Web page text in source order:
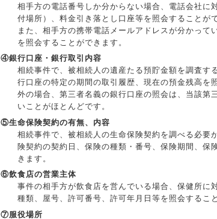
相手方の電話番号しか分からない場合、電話会社に
付場所）、料金引き落とし口座等を照会することが
また、相手方の携帯電話メールアドレスが分かって
を照会することができます。
④銀行口座・銀行取引内容
相続事件で、被相続人の遺産たる預貯金額を調査す
行口座の特定の期間の取引履歴、現在の預金残高を
外の場合、第三者名義の銀行口座の照会は、当該第
いことがほとんどです。
⑤生命保険契約の有無、内容
相続事件で、被相続人の生命保険契約を調べる必要
険契約の契約日、保険の種類・番号、保険期間、保
きます。
⑥飲食店の営業主体
事件の相手方が飲食店を営んでいる場合、保健所に
種類、屋号、許可番号、許可年月日等を照会するこ
⑦服役場所